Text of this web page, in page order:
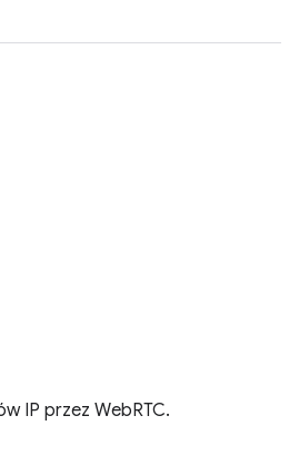
IP przez WebRTC.